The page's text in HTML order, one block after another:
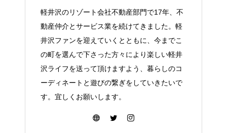
軽井沢のリゾート会社不動産部門で17年、不
動産仲介とサービス業を続けてきました。軽
井沢ファンを迎えていくとともに、今までこ
の町を選んで下さった方々により楽しい軽井
沢ライフを送って頂けますよう、暮らしのコ
ーディネートと遊びの繋ぎをしていきたいで
す。宜しくお願いします。